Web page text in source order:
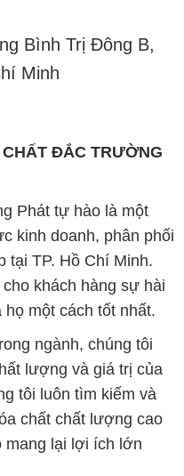
Bình Trị Đông B,
Minh
ĐẮC TRƯỜNG
Phát tự hào là một
kinh doanh, phân phối
tại TP. Hồ Chí Minh.
khách hàng sự hài
họ một cách tốt nhất.
ngành, chúng tôi
lượng và giá trị của
tôi luôn tìm kiếm và
chất chất lượng cao
mang lại lợi ích lớn